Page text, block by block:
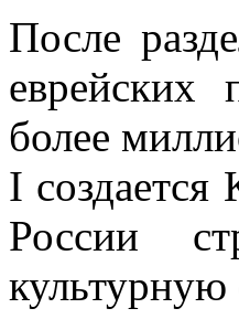
После
еврейских
более
I создается
России
культурную